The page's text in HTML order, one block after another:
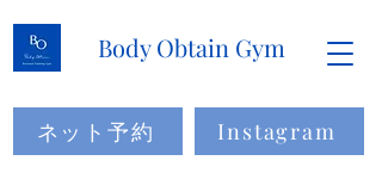
Body Obtain Gym
ネット予約 Instagram